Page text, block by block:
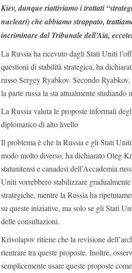
Kiev, dunque riattiviamo i trattati
nucleari) che abbiamo strappato,
incriminare dal Tribunale dell’Aia,
La Russia ha ricevuto dagli Stati Uniti
questioni di stabilità strategica, ha
russo Sergey Ryabkov. Secondo
la parte russa la sta attualmente studiando
La Russia valuta le proposte informali
diplomatico di alto livello
Il problema è che la Russia e gli Stati
modo molto diverso, ha dichiarato Oleg
statunitensi e canadesi dell’Accademia
Uniti vorrebbero stabilizzare
strategiche, mentre la Russia ha
su queste iniziative, ma solo se gli Stati
delle consultazioni.
Krivolapov ritiene che la revisione
rientrare tra queste proposte. Inoltre,
semplicemente usare queste proposte